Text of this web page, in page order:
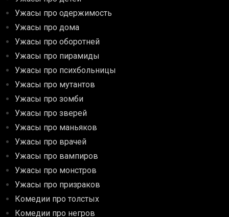
Ужасы про одержимость
Ужасы про дома
Ужасы про оборотней
Ужасы про пирамиды
Ужасы про психбольницы
Ужасы про мутантов
Ужасы про зомби
Ужасы про зверей
Ужасы про маньяков
Ужасы про врачей
Ужасы про вампиров
Ужасы про монстров
Ужасы про призраков
Комедии про толстых
Комедии про негров